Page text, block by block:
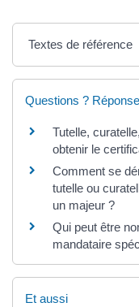
Textes de référence
Questions ?
Tutelle,
obtenir le
Comment se
tutelle ou
un majeur ?
Qui peut être
mandataire
Et aussi